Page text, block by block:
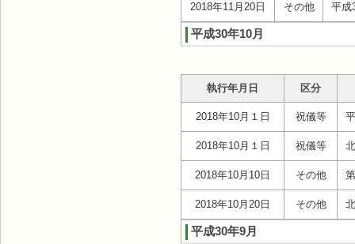
2018年11月20日 その他 平成
平成30年10月
執行年月日 区分
2018年10月１日 祝儀等
2018年10月１日 祝儀等
2018年10月10日 その他
2018年10月20日 その他
平成30年9月